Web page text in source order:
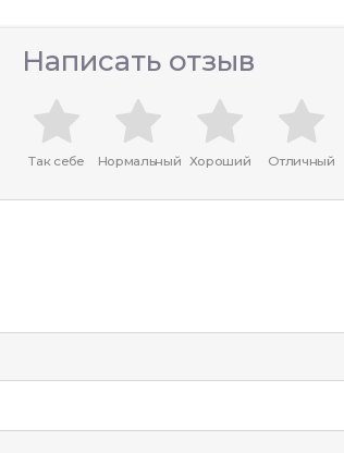
Написать отзыв
Так себе Нормальный Хороший Отличный